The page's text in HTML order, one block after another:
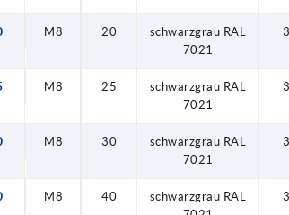
M8 20
schwarzgrau RAL
7021
3
M8 25
schwarzgrau RAL
7021
3
M8 30
schwarzgrau RAL
7021
3
M8 40
schwarzgrau RAL
3